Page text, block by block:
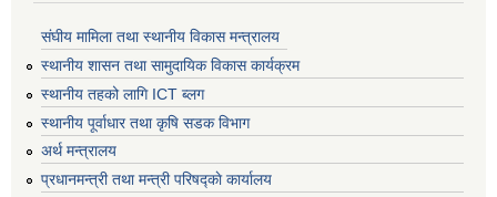
संघीय मामिला तथा स्थानीय विकास मन्त्रालय
स्थानीय शासन तथा सामुदायिक विकास कार्यक्रम
स्थानीय तहको लागि ICT ब्लग
स्थानीय पूर्वाधार तथा कृषि सडक विभाग
अर्थ मन्त्रालय
प्रधानमन्त्री तथा मन्त्री परिषद्काे कार्यालय